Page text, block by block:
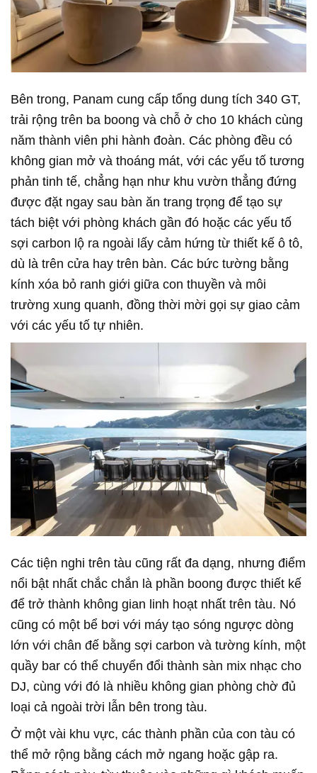
Bên trong, Panam cung cấp tổng dung tích 340 GT,
trải rộng trên ba boong và chỗ ở cho 10 khách cùng
năm thành viên phi hành đoàn. Các phòng đều có
không gian mở và thoáng mát, với các yếu tố tương
phản tinh tế, chẳng hạn như khu vườn thẳng đứng
được đặt ngay sau bàn ăn trang trọng để tạo sự
tách biệt với phòng khách gần đó hoặc các yếu tố
sợi carbon lộ ra ngoài lấy cảm hứng từ thiết kế ô tô,
dù là trên cửa hay trên bàn. Các bức tường bằng
kính xóa bỏ ranh giới giữa con thuyền và môi
trường xung quanh, đồng thời mời gọi sự giao cảm
với các yếu tố tự nhiên.
Các tiện nghi trên tàu cũng rất đa dạng, nhưng điểm
nổi bật nhất chắc chắn là phần boong được thiết kế
để trở thành không gian linh hoạt nhất trên tàu. Nó
cũng có một bể bơi với máy tạo sóng ngược dòng
lớn với chân đế bằng sợi carbon và tường kính, một
quầy bar có thể chuyển đổi thành sàn mix nhạc cho
DJ, cùng với đó là nhiều không gian phòng chờ đủ
loại cả ngoài trời lẫn bên trong tàu.
Ở một vài khu vực, các thành phần của con tàu có
thể mở rộng bằng cách mở ngang hoặc gập ra.